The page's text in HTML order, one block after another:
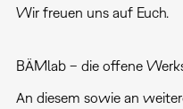
Wir freuen uns auf Euch.
BÄMlab – die offene
An diesem sowie an